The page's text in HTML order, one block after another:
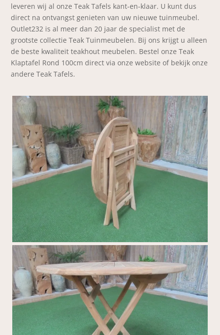
leveren wij al onze Teak Tafels kant-en-klaar. U kunt dus
direct na ontvangst genieten van uw nieuwe tuinmeubel.
Outlet232 is al meer dan 20 jaar de specialist met de
grootste collectie Teak Tuinmeubelen. Bij ons krijgt u alleen
de beste kwaliteit teakhout meubelen. Bestel onze Teak
Klaptafel Rond 100cm direct via onze website of bekijk onze
andere Teak Tafels.